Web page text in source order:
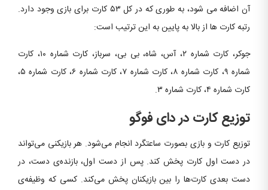
آن اضافه می شود، به طوری که در کل ۵۳ کارت برای بازی وجود دارد.
رتبه کارت ها از بالا به پایین به این ترتیب است:
جوکر، کارت شماره ۲، آس، شاه، بی بی، سرباز، کارت شماره ۱۰، کارت
شماره ۹، کارت شماره ۸، کارت شماره ۷، کارت شماره ۶، کارت شماره ۵،
کارت شماره ۴، کارت شماره ۳.
توزیع کارت در دای فوگو
توزیع کارت و بازی بصورت ساعتگرد انجام می‌شود. هر بازیکنی می‌تواند
در دست اول کارت پخش کند. پس از دست اول، بازنده‌ی دست، در
دست بعدی کارت‌ها را بین بازیکنان پخش می‌کند. کسی که وظیفه‌ی